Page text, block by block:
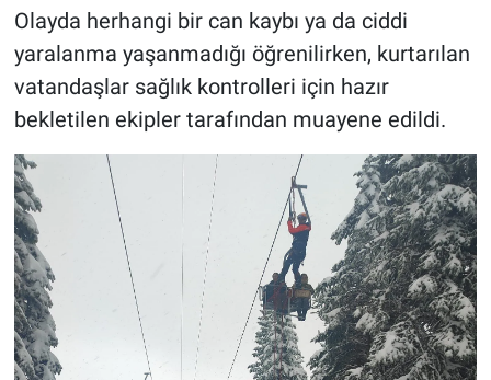
Olayda herhangi bir can kaybı ya da ciddi
yaralanma yaşanmadığı öğrenilirken, kurtarılan
vatandaşlar sağlık kontrolleri için hazır
bekletilen ekipler tarafından muayene edildi.